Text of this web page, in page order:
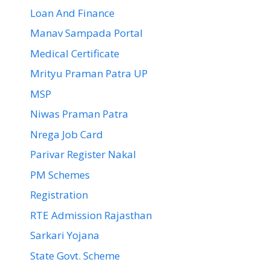
Loan And Finance
Manav Sampada Portal
Medical Certificate
Mrityu Praman Patra UP
MSP
Niwas Praman Patra
Nrega Job Card
Parivar Register Nakal
PM Schemes
Registration
RTE Admission Rajasthan
Sarkari Yojana
State Govt. Scheme